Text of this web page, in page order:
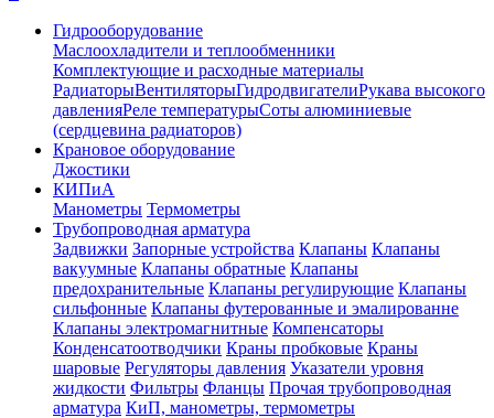
Гидрооборудование
Маслоохладители и теплообменники
Комплектующие и расходные материалы
РадиаторыВентиляторыГидродвигателиРукава высокого
давленияРеле температурыСоты алюминиевые
(сердцевина радиаторов)
Крановое оборудование
Джостики
КИПиА
Манометры Термометры
Трубопроводная арматура
Задвижки Запорные устройства Клапаны Клапаны
вакуумные Клапаны обратные Клапаны
предохранительные Клапаны регулирующие Клапаны
сильфонные Клапаны футерованные и эмалированне
Клапаны электромагнитные Компенсаторы
Конденсатоотводчики Краны пробковые Краны
шаровые Регуляторы давления Указатели уровня
жидкости Фильтры Фланцы Прочая трубопроводная
арматура КиП, манометры, термометры